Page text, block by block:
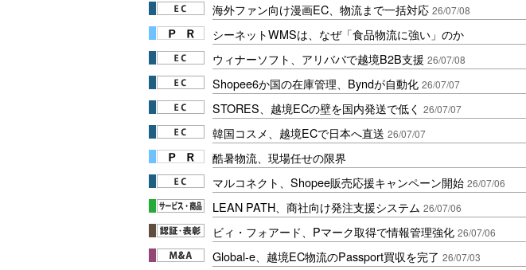
海外ファン向け漫画EC、物流まで一括対応 26/07/08
シーネットWMSは、なぜ「食品物流に強い」のか
ウィナーソフト、アリババで越境B2B支援 26/07/08
Shopee6か国の在庫管理、Byndが自動化 26/07/07
STORES、越境ECの壁を国内発送で低く 26/07/07
韓国コスメ、越境ECで日本へ直送 26/07/07
酷暑物流、現場任せの限界
マルコネクト、Shopee販売応援キャンペーン開始 26/07/06
LEAN PATH、商社向け発注支援システム 26/07/06
ビィ・フォアード、Pマーク取得で情報管理強化 26/07/06
Global-e、越境EC物流のPassport買収を完了 26/07/03